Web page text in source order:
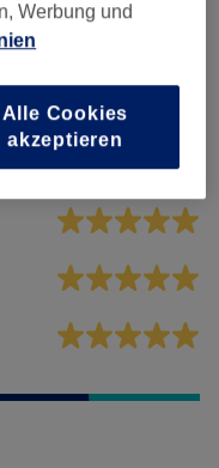
Werbung und
Alle Cookies
akzeptieren